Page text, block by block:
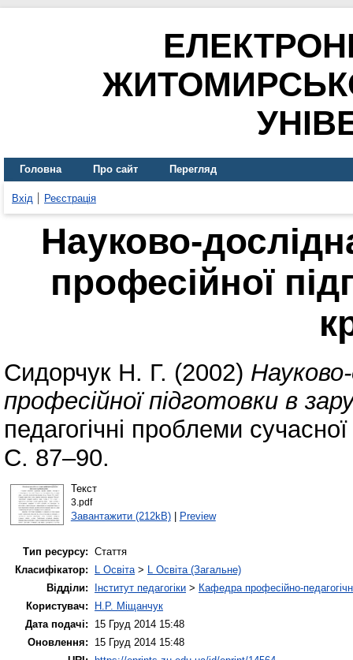
Головна Про сайт Перегляд
Вхід Реєстрація
Науково-
професійної
Сидорчук Н. Г. (2002)
професійної підготовки в
педагогічні проблеми
С. 87–90.
Текст
3.pdf
Завантажити (212kB)| Preview
Тип ресурсу: Стаття
Класифікатор:
L Освіта> L Освіта (Загальне)
Відділи:
Інститут педагогіки > Кафедра професійно-
Користувач:
Н.Р. Міщанчук
Дата подачі:
15 Груд 2014 15:48
Оновлення:
15 Груд 2014 15:48